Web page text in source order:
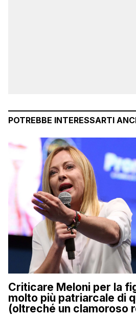
POTREBBE INTERESSARTI
Criticare Meloni per la
molto più patriarcale di
(oltreché un clamoroso